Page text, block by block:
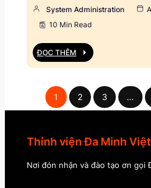
System Administration
10 Min Read
ĐỌC THÊM
1 2 3 …
Thỉnh viện Đa Minh
Nơi đón nhận và đào tạo ơn gọi